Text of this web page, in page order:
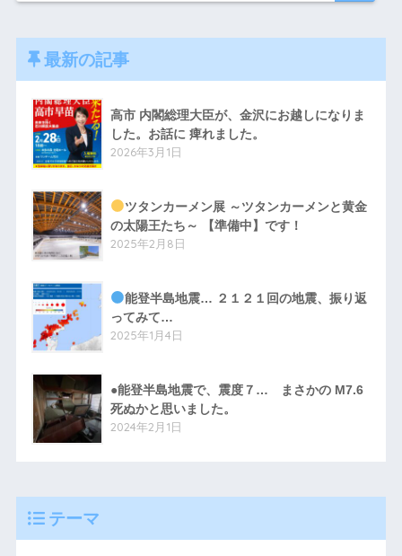
最新の記事
高市 内閣総理大臣が、金沢にお越しになりま
した。お話に 痺れました。
2026年3月1日
ツタンカーメン展 ～ツタンカーメンと黄金
の太陽王たち～ 【準備中】です！
2025年2月8日
能登半島地震… ２１２１回の地震、振り返
ってみて…
2025年1月4日
●能登半島地震で、震度７… まさかの M7.6
死ぬかと思いました。
2024年2月1日
テーマ